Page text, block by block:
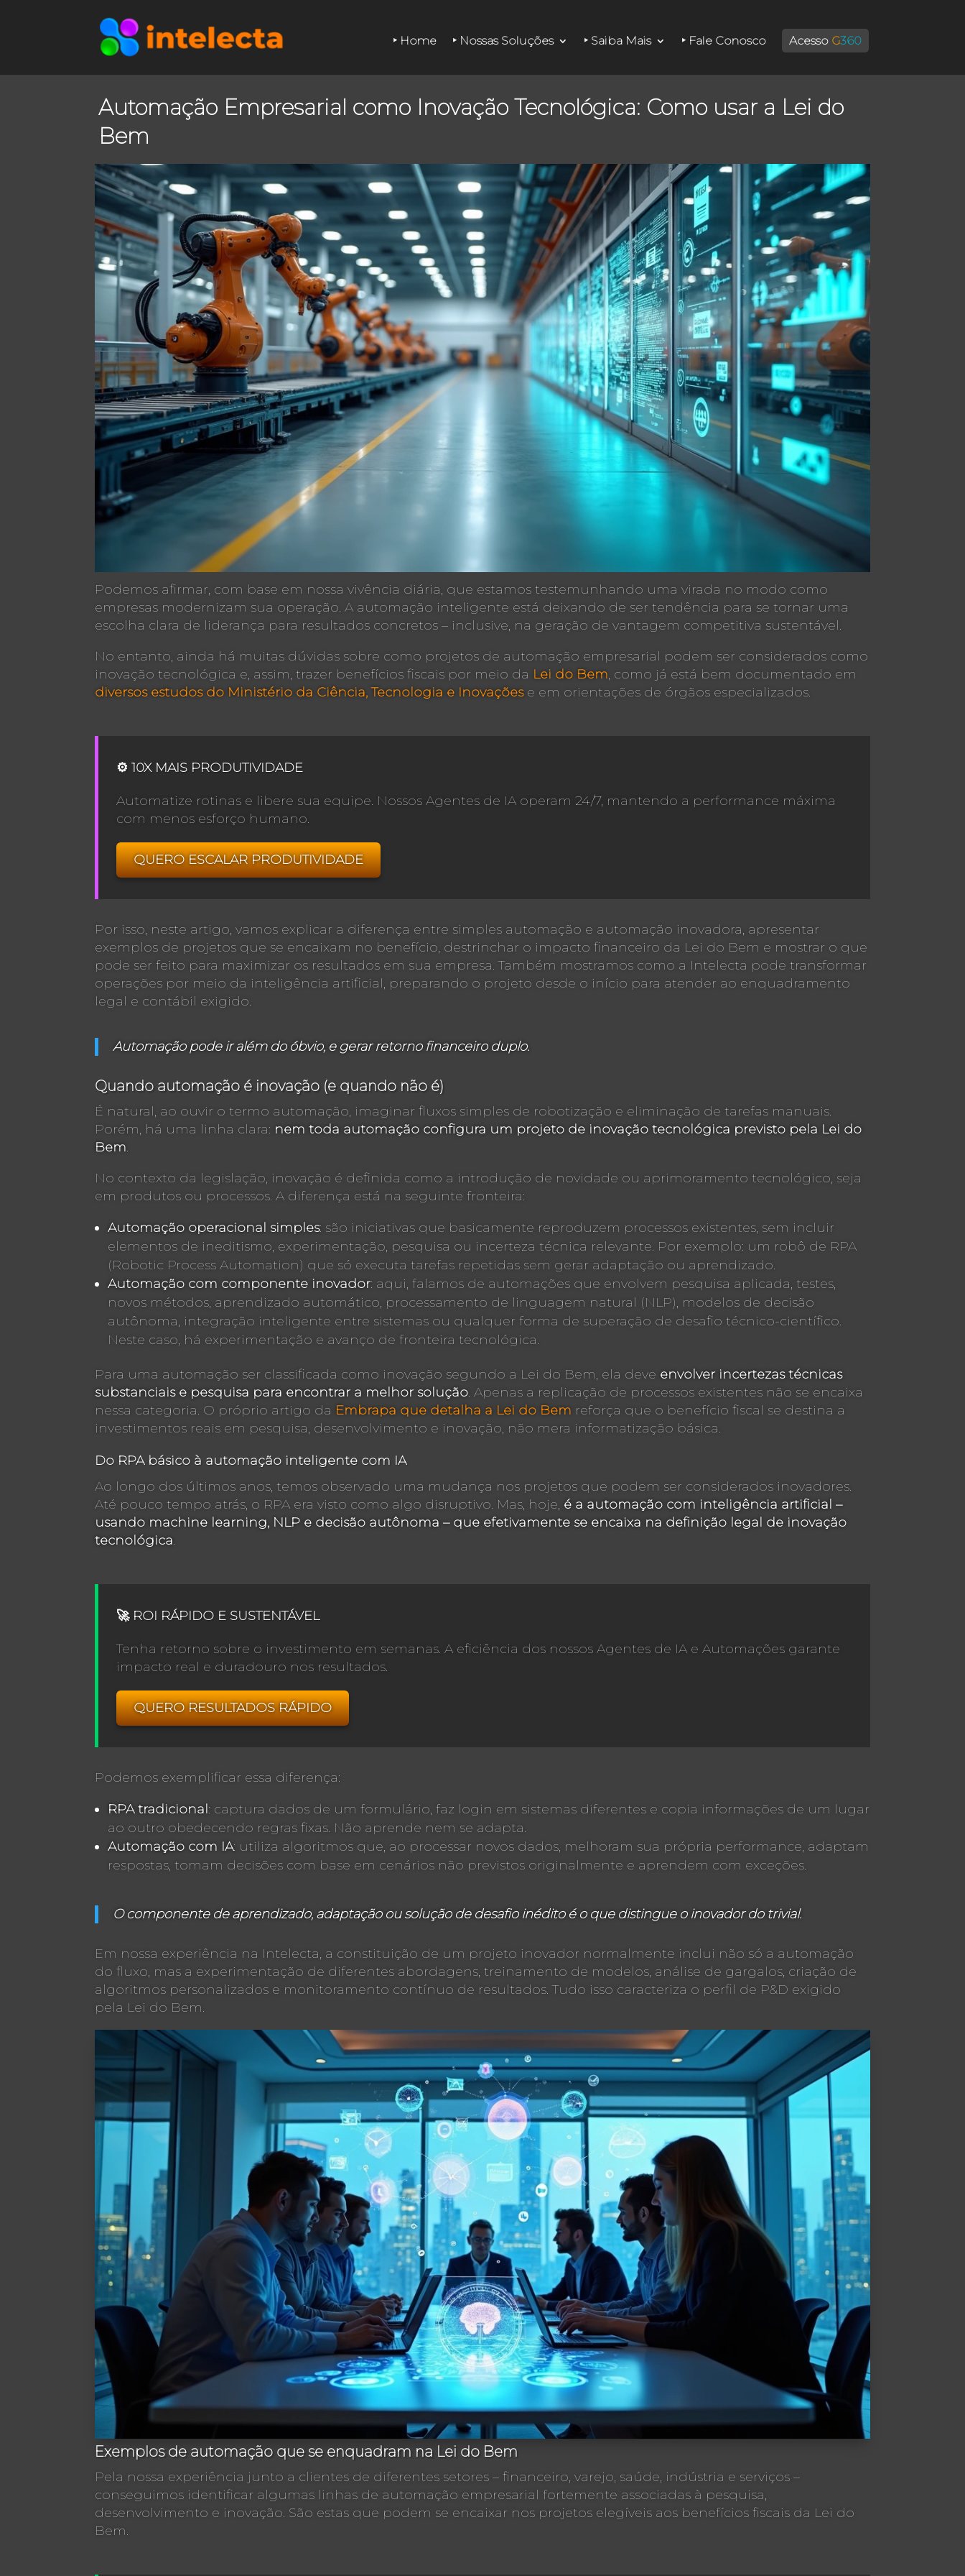
‣ Home ‣ Nossas Soluções ‣ Saiba Mais ‣ Fale Conosco Acesso G360
Automação Empresarial como Inovação Tecnológica: Como usar a Lei do
Bem
Podemos afirmar, com base em nossa vivência diária, que estamos testemunhando uma virada no modo como
empresas modernizam sua operação. A automação inteligente está deixando de ser tendência para se tornar uma
escolha clara de liderança para resultados concretos – inclusive, na geração de vantagem competitiva sustentável.
No entanto, ainda há muitas dúvidas sobre como projetos de automação empresarial podem ser considerados como
inovação tecnológica e, assim, trazer benefícios fiscais por meio da Lei do Bem, como já está bem documentado em
diversos estudos do Ministério da Ciência, Tecnologia e Inovaçõese em orientações de órgãos especializados.
⚙️ 10X MAIS PRODUTIVIDADE
Automatize rotinas e libere sua equipe. Nossos Agentes de IA operam 24/7, mantendo a performance máxima
com menos esforço humano.
QUERO ESCALAR PRODUTIVIDADE
Por isso, neste artigo, vamos explicar a diferença entre simples automação e automação inovadora, apresentar
exemplos de projetos que se encaixam no benefício, destrinchar o impacto financeiro da Lei do Bem e mostrar o que
pode ser feito para maximizar os resultados em sua empresa. Também mostramos como a Intelecta pode transformar
operações por meio da inteligência artificial, preparando o projeto desde o início para atender ao enquadramento
legal e contábil exigido.
Automação pode ir além do óbvio, e gerar retorno financeiro duplo.
Quando automação é inovação (e quando não é)
É natural, ao ouvir o termo automação, imaginar fluxos simples de robotização e eliminação de tarefas manuais.
Porém, há uma linha clara: nem toda automação configura um projeto de inovação tecnológica previsto pela Lei do
Bem.
No contexto da legislação, inovação é definida como a introdução de novidade ou aprimoramento tecnológico, seja
em produtos ou processos. A diferença está na seguinte fronteira:
Automação operacional simples: são iniciativas que basicamente reproduzem processos existentes, sem incluir
elementos de ineditismo, experimentação, pesquisa ou incerteza técnica relevante. Por exemplo: um robô de RPA
(Robotic Process Automation) que só executa tarefas repetidas sem gerar adaptação ou aprendizado.
Automação com componente inovador: aqui, falamos de automações que envolvem pesquisa aplicada, testes,
novos métodos, aprendizado automático, processamento de linguagem natural (NLP), modelos de decisão
autônoma, integração inteligente entre sistemas ou qualquer forma de superação de desafio técnico-científico.
Neste caso, há experimentação e avanço de fronteira tecnológica.
Para uma automação ser classificada como inovação segundo a Lei do Bem, ela deve envolver incertezas técnicas
substanciais e pesquisa para encontrar a melhor solução. Apenas a replicação de processos existentes não se encaixa
nessa categoria. O próprio artigo da Embrapa que detalha a Lei do Bem reforça que o benefício fiscal se destina a
investimentos reais em pesquisa, desenvolvimento e inovação, não mera informatização básica.
Do RPA básico à automação inteligente com IA
Ao longo dos últimos anos, temos observado uma mudança nos projetos que podem ser considerados inovadores.
Até pouco tempo atrás, o RPA era visto como algo disruptivo. Mas, hoje, é a automação com inteligência artificial –
usando machine learning, NLP e decisão autônoma – que efetivamente se encaixa na definição legal de inovação
tecnológica.
🚀 ROI RÁPIDO E SUSTENTÁVEL
Tenha retorno sobre o investimento em semanas. A eficiência dos nossos Agentes de IA e Automações garante
impacto real e duradouro nos resultados.
QUERO RESULTADOS RÁPIDO
Podemos exemplificar essa diferença:
RPA tradicional: captura dados de um formulário, faz login em sistemas diferentes e copia informações de um lugar
ao outro obedecendo regras fixas. Não aprende nem se adapta.
Automação com IA: utiliza algoritmos que, ao processar novos dados, melhoram sua própria performance, adaptam
respostas, tomam decisões com base em cenários não previstos originalmente e aprendem com exceções.
O componente de aprendizado, adaptação ou solução de desafio inédito é o que distingue o inovador do trivial.
Em nossa experiência na Intelecta, a constituição de um projeto inovador normalmente inclui não só a automação
do fluxo, mas a experimentação de diferentes abordagens, treinamento de modelos, análise de gargalos, criação de
algoritmos personalizados e monitoramento contínuo de resultados. Tudo isso caracteriza o perfil de P&D exigido
pela Lei do Bem.
Exemplos de automação que se enquadram na Lei do Bem
Pela nossa experiência junto a clientes de diferentes setores – financeiro, varejo, saúde, indústria e serviços –
conseguimos identificar algumas linhas de automação empresarial fortemente associadas à pesquisa,
desenvolvimento e inovação. São estas que podem se encaixar nos projetos elegíveis aos benefícios fiscais da Lei do
Bem.